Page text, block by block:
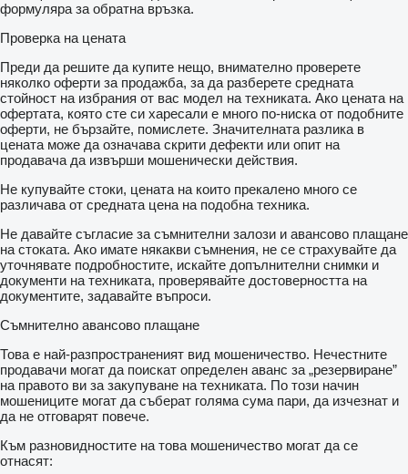
формуляра за обратна връзка.
Проверка на цената
Преди да решите да купите нещо, внимателно проверете
няколко оферти за продажба, за да разберете средната
стойност на избрания от вас модел на техниката. Ако цената на
офертата, която сте си харесали е много по-ниска от подобните
оферти, не бързайте, помислете. Значителната разлика в
цената може да означава скрити дефекти или опит на
продавача да извърши мошенически действия.
Не купувайте стоки, цената на които прекалено много се
различава от средната цена на подобна техника.
Не давайте съгласие за съмнителни залози и авансово плащане
на стоката. Ако имате някакви съмнения, не се страхувайте да
уточнявате подробностите, искайте допълнителни снимки и
документи на техниката, проверявайте достоверността на
документите, задавайте въпроси.
Съмнително авансово плащане
Това е най-разпространеният вид мошеничество. Нечестните
продавачи могат да поискат определен аванс за „резервиране”
на правото ви за закупуване на техниката. По този начин
мошениците могат да съберат голяма сума пари, да изчезнат и
да не отговарят повече.
Към разновидностите на това мошеничество могат да се
отнасят: